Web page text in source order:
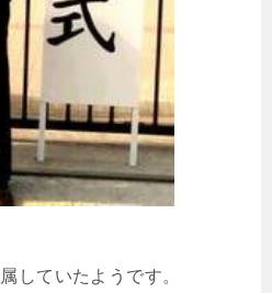
していたようです。